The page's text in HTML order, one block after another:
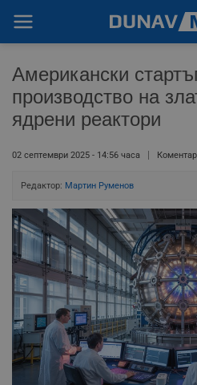
Американски
производство на
ядрени реактори
02 септември 2025 - 14:56 часа
Редактор: Мартин Руменов